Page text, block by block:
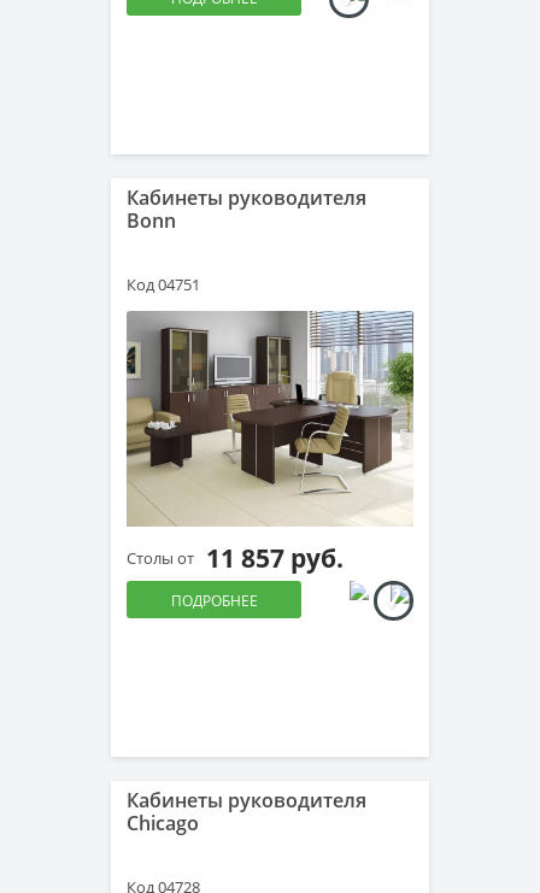
Кабинеты руководителя
Bonn
Код 04751
Столы от 11 857 руб.
ПОДРОБНЕЕ
Кабинеты руководителя
Chicago
Код 04728